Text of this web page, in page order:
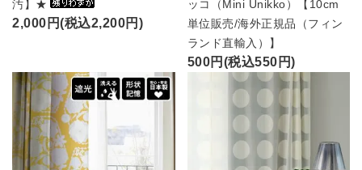
汚】★
2,000円(税込2,200円)
ッコ（Mini Unikko）【10cm
単位販売/海外正規品（フィン
ランド直輸入）】
500円(税込550円)